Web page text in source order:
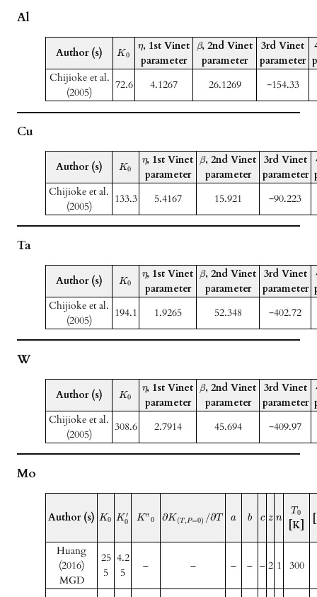
Al
Author (s) K0
η, 1st Vinet
parameter
β, 2nd Vinet
parameter
3rd Vinet
parameter
Chijioke et al.
(2005)
72.6 4.1267 26.1269 −154.33
Cu
Author (s) K0
η, 1st Vinet
parameter
β, 2nd Vinet
parameter
3rd Vinet
parameter
Chijioke et al.
(2005)
133.3 5.4167 15.921 −90.223
Ta
Author (s) K0
η, 1st Vinet
parameter
β, 2nd Vinet
parameter
3rd Vinet
parameter
Chijioke et al.
(2005)
194.1 1.9265 52.348 −402.72
W
Author (s) K0
η, 1st Vinet
parameter
β, 2nd Vinet
parameter
3rd Vinet
parameter
Chijioke et al.
(2005)
308.6 2.7914 45.694 −409.97
Mo
Author (s) K0 K ′
0 K”0 ∂K (T, P=0) /∂T a b c z n
T0
[K]
Huang
(2016)
MGD
25
5
4.2
5
– – – – – 2 1 300